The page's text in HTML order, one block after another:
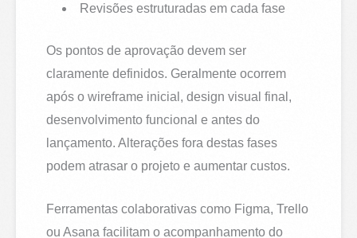
Revisões estruturadas em cada fase
Os pontos de aprovação devem ser
claramente definidos. Geralmente ocorrem
após o wireframe inicial, design visual final,
desenvolvimento funcional e antes do
lançamento. Alterações fora destas fases
podem atrasar o projeto e aumentar custos.
Ferramentas colaborativas como Figma, Trello
ou Asana facilitam o acompanhamento do